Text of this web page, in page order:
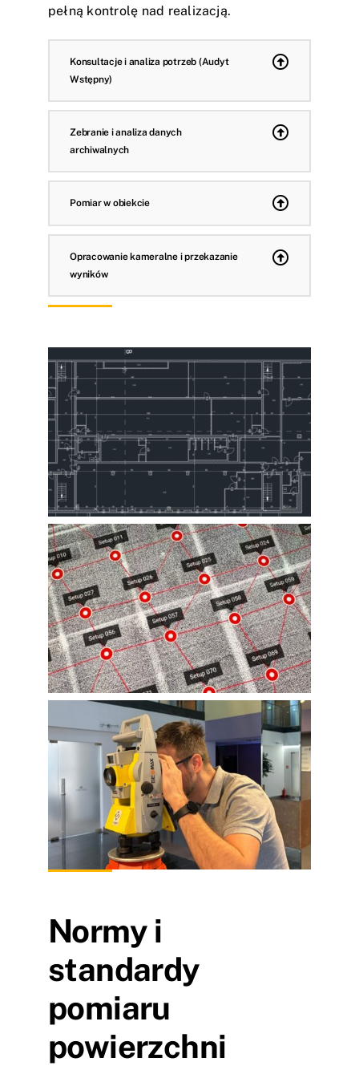
pełną kontrolę nad realizacją.
Konsultacje i analiza potrzeb (Audyt
Wstępny)
Zebranie i analiza danych
archiwalnych
Pomiar w obiekcie
Opracowanie kameralne i przekazanie
wyników
Normy i
standardy
pomiaru
powierzchni